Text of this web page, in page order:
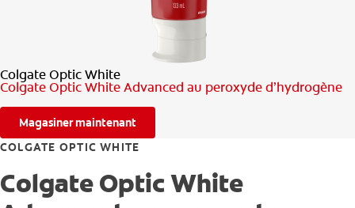
POUR LES PROFESSIONNELS
Colgate Optic White
Colgate Optic White Advanced au peroxyde d’hydrogène
Magasiner maintenant
COLGATE OPTIC WHITE
Colgate Optic White